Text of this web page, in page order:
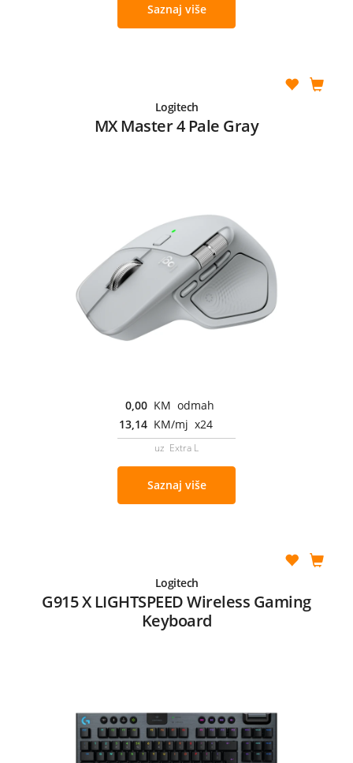
Saznaj više
Logitech
MX Master 4 Pale Gray
0,00 KM odmah
13,14 KM/mj x24
uz Extra L
Saznaj više
Logitech
G915 X LIGHTSPEED Wireless Gaming
Keyboard